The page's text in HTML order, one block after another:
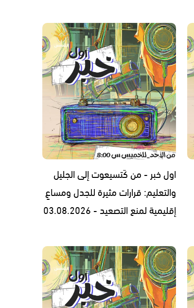
اول خبر - من كَتسيعوت إلى الجليل
والتعليم: قرارات مثيرة للجدل ومساعٍ
إقليمية لمنع التصعيد - 03.08.2026